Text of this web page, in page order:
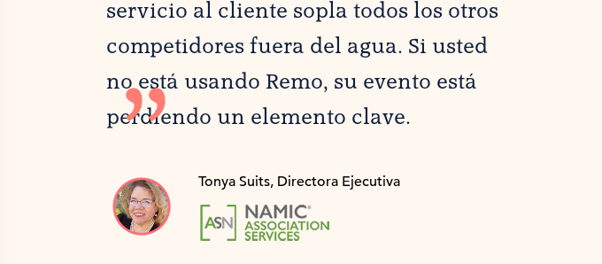
servicio al cliente sopla todos los otros
competidores fuera del agua. Si usted
no está usando Remo, su evento está
perdiendo un elemento clave.
Tonya Suits, Directora Ejecutiva